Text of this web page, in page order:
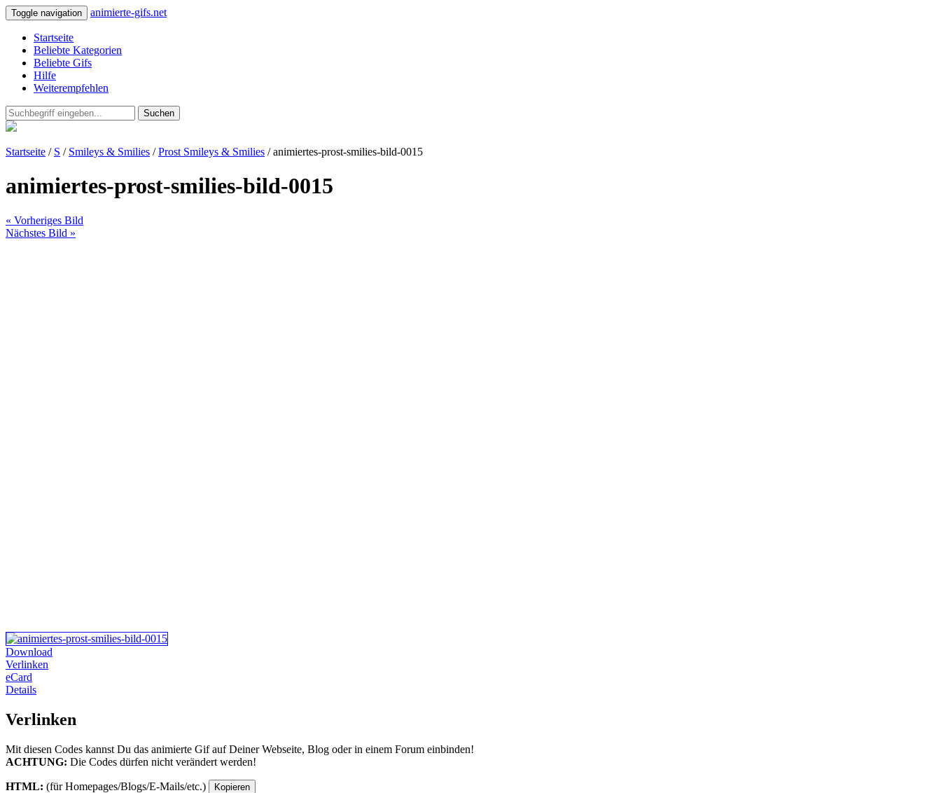
Toggle navigation animierte-gifs.net
Startseite
Beliebte Kategorien
Beliebte Gifs
Hilfe
Weiterempfehlen
Suchen
Startseite / S / Smileys & Smilies /Prost Smileys & Smilies / animiertes-prost-smilies-bild-0015
animiertes-prost-smilies-bild-0015
« Vorheriges Bild
Nächstes Bild »
Download
Verlinken
eCard
Details
Verlinken
Mit diesen Codes kannst Du das animierte Gif auf Deiner Webseite, Blog oder in einem Forum einbinden!
ACHTUNG: Die Codes dürfen nicht verändert werden!
HTML: (für Homepages/Blogs/E-Mails/etc.) Kopieren